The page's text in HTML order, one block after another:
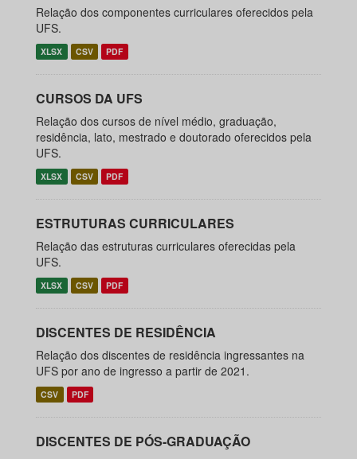
Relação dos componentes curriculares oferecidos pela
UFS.
XLSX CSV PDF
CURSOS DA UFS
Relação dos cursos de nível médio, graduação,
residência, lato, mestrado e doutorado oferecidos pela
UFS.
XLSX CSV PDF
ESTRUTURAS CURRICULARES
Relação das estruturas curriculares oferecidas pela
UFS.
XLSX CSV PDF
DISCENTES DE RESIDÊNCIA
Relação dos discentes de residência ingressantes na
UFS por ano de ingresso a partir de 2021.
CSV PDF
DISCENTES DE PÓS-GRADUAÇÃO